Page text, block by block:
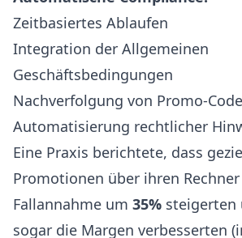
Zeitbasiertes Ablaufen
Integration der Allgemeinen
Geschäftsbedingungen
Nachverfolgung von Promo-
Automatisierung rechtlicher
Eine Praxis berichtete, dass
Promotionen über ihren
Fallannahme um 35% steigerten
sogar die Margen verbesserten